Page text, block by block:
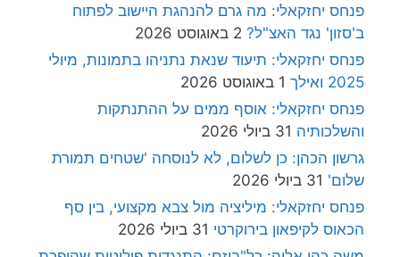
פנחס יחזקאלי: מה גרם להנהגת היישוב לפתוח
ב'סזון' נגד האצ"ל? 2 באוגוסט 2026
פנחס יחזקאלי: תיעוד שנאת נתניהו בתמונות, מיולי
2025 ואילך
1 באוגוסט 2026
פנחס יחזקאלי: אוסף ממים על ההתנתקות
והשלכותיה 31 ביולי 2026
גרשון הכהן: כן לשלום, לא לנוסחה 'שטחים תמורת
שלום' 31 ביולי 2026
פנחס יחזקאלי: מיליציה מול צבא מקצועי, בין סף
הכאוס לקיפאון בירוקרטי 31 ביולי 2026